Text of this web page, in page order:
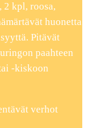
kpl, roosa,
huonetta
Pitävät
paahteen
-kiskoon
verhot